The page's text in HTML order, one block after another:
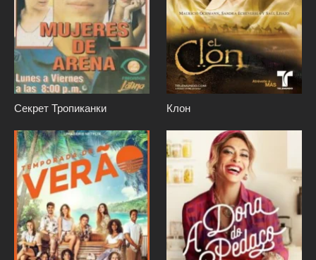
Секрет Тропиканки Клон